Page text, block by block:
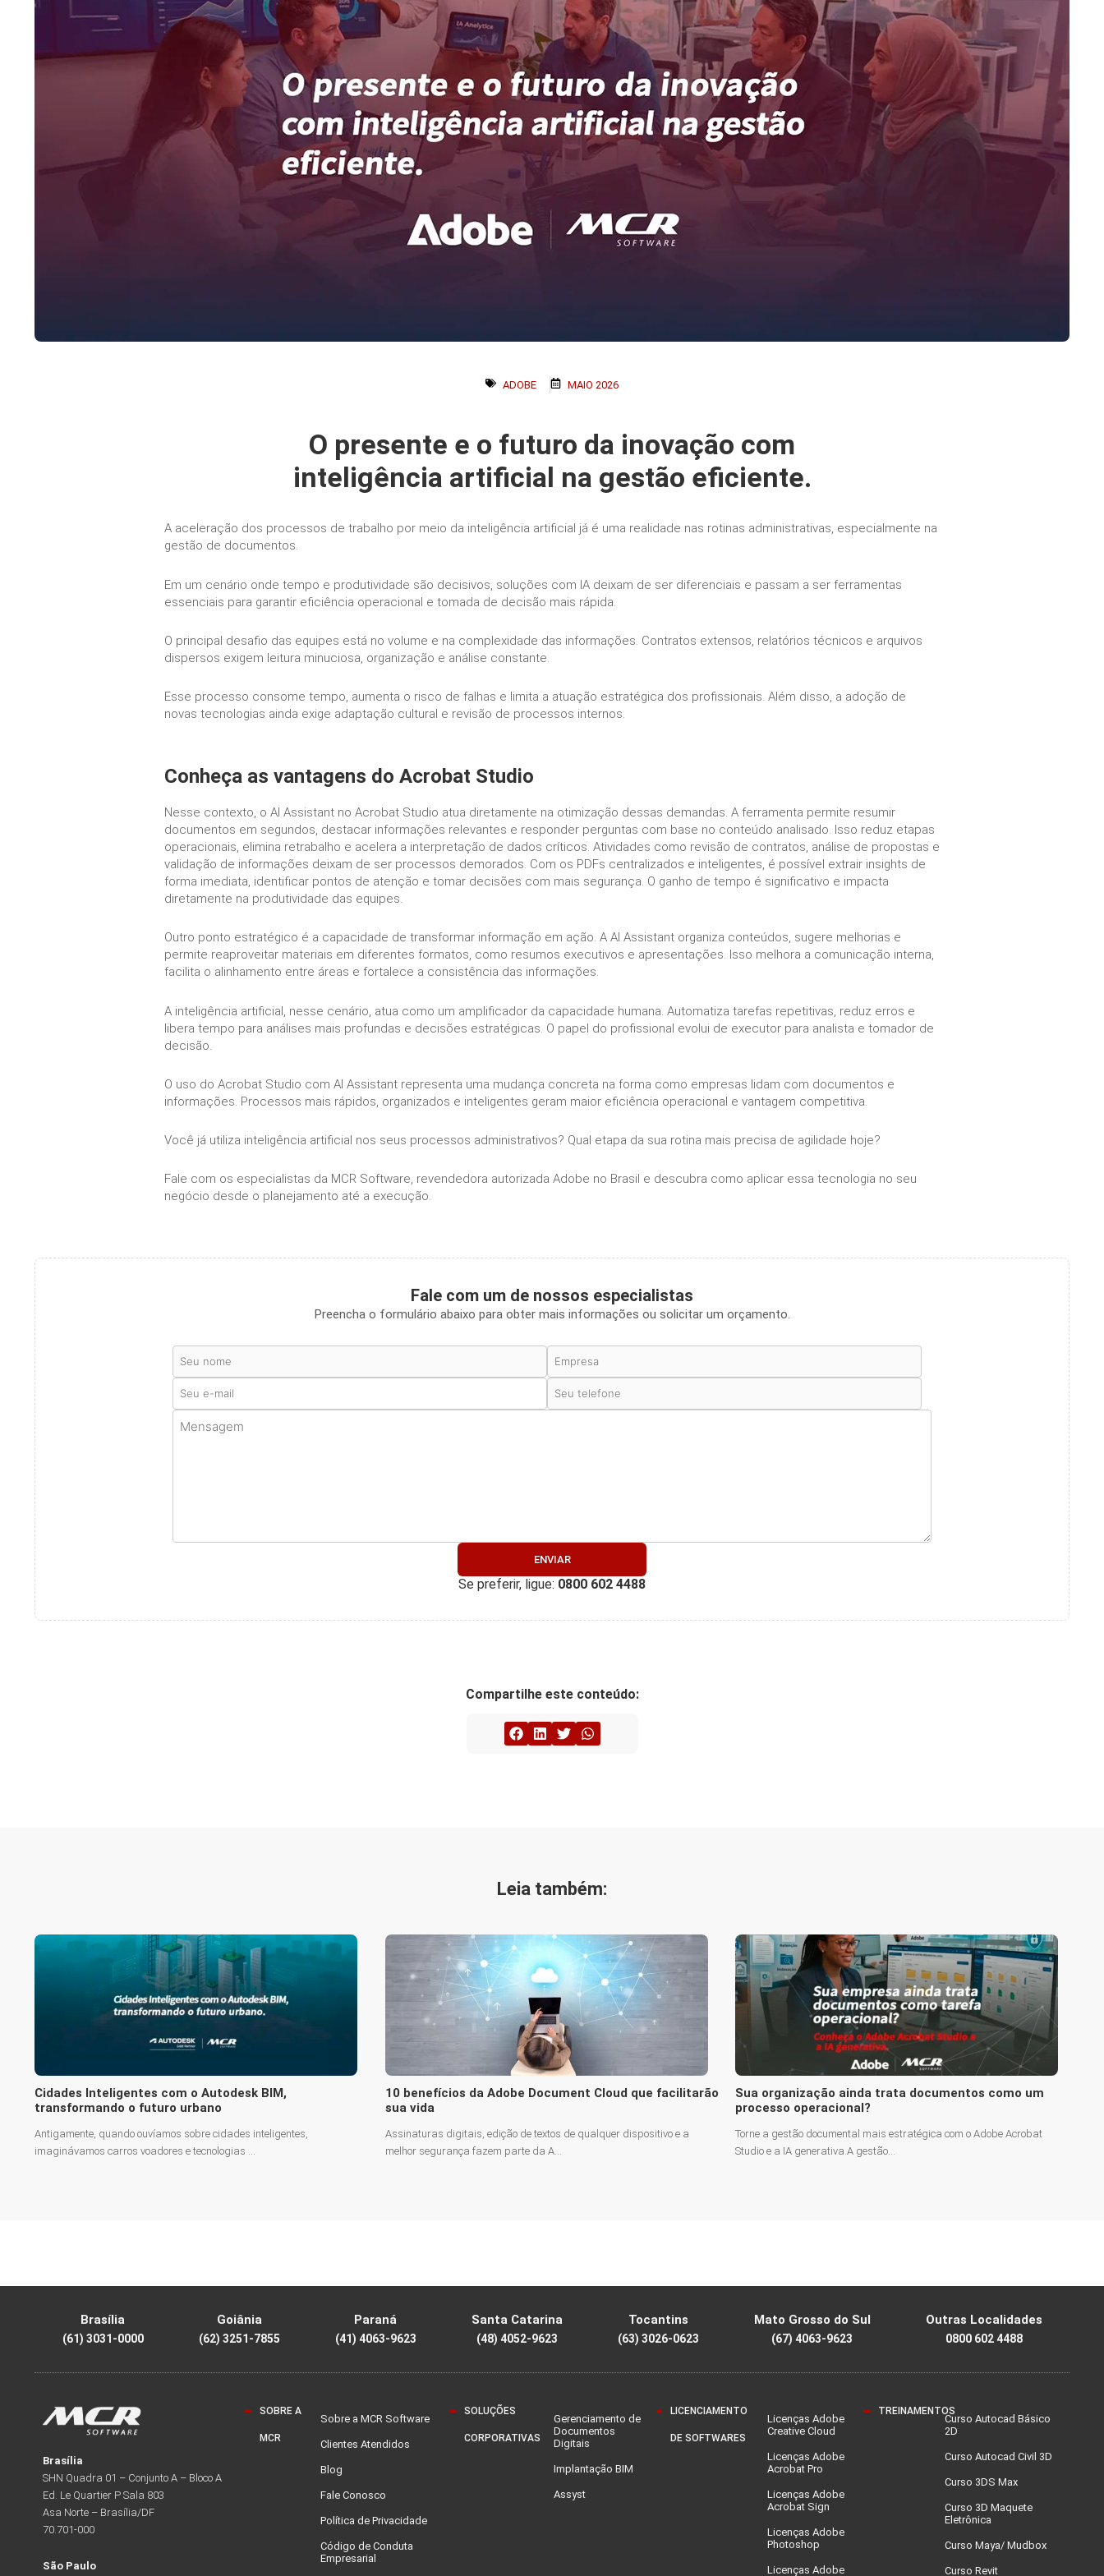
ADOBE MAIO 2026
O presente e o futuro da inovação com
inteligência artificial na gestão eficiente.
A aceleração dos processos de trabalho por meio da inteligência artificial já é uma realidade nas rotinas administrativas, especialmente na
gestão de documentos.
Em um cenário onde tempo e produtividade são decisivos, soluções com IA deixam de ser diferenciais e passam a ser ferramentas
essenciais para garantir eficiência operacional e tomada de decisão mais rápida.
O principal desafio das equipes está no volume e na complexidade das informações. Contratos extensos, relatórios técnicos e arquivos
dispersos exigem leitura minuciosa, organização e análise constante.
Esse processo consome tempo, aumenta o risco de falhas e limita a atuação estratégica dos profissionais. Além disso, a adoção de
novas tecnologias ainda exige adaptação cultural e revisão de processos internos.
Conheça as vantagens do Acrobat Studio
Nesse contexto, o AI Assistant no Acrobat Studio atua diretamente na otimização dessas demandas. A ferramenta permite resumir
documentos em segundos, destacar informações relevantes e responder perguntas com base no conteúdo analisado. Isso reduz etapas
operacionais, elimina retrabalho e acelera a interpretação de dados críticos. Atividades como revisão de contratos, análise de propostas e
validação de informações deixam de ser processos demorados. Com os PDFs centralizados e inteligentes, é possível extrair insights de
forma imediata, identificar pontos de atenção e tomar decisões com mais segurança. O ganho de tempo é significativo e impacta
diretamente na produtividade das equipes.
Outro ponto estratégico é a capacidade de transformar informação em ação. A AI Assistant organiza conteúdos, sugere melhorias e
permite reaproveitar materiais em diferentes formatos, como resumos executivos e apresentações. Isso melhora a comunicação interna,
facilita o alinhamento entre áreas e fortalece a consistência das informações.
A inteligência artificial, nesse cenário, atua como um amplificador da capacidade humana. Automatiza tarefas repetitivas, reduz erros e
libera tempo para análises mais profundas e decisões estratégicas. O papel do profissional evolui de executor para analista e tomador de
decisão.
O uso do Acrobat Studio com AI Assistant representa uma mudança concreta na forma como empresas lidam com documentos e
informações. Processos mais rápidos, organizados e inteligentes geram maior eficiência operacional e vantagem competitiva.
Você já utiliza inteligência artificial nos seus processos administrativos? Qual etapa da sua rotina mais precisa de agilidade hoje?
Fale com os especialistas da MCR Software, revendedora autorizada Adobe no Brasil e descubra como aplicar essa tecnologia no seu
negócio desde o planejamento até a execução.
Fale com um de nossos especialistas
Preencha o formulário abaixo para obter mais informações ou solicitar um orçamento.
ENVIAR
Se preferir, ligue: 0800 602 4488
Compartilhe este conteúdo:
Leia também:
Cidades Inteligentes com o Autodesk BIM,
transformando o futuro urbano
Antigamente, quando ouvíamos sobre cidades inteligentes,
imaginávamos carros voadores e tecnologias ...
10 benefícios da Adobe Document Cloud que facilitarão
sua vida
Assinaturas digitais, edição de textos de qualquer dispositivo e a
melhor segurança fazem parte da A...
Sua organização ainda trata documentos como um
processo operacional?
Torne a gestão documental mais estratégica com o Adobe Acrobat
Studio e a IA generativa.A gestão...
Brasília
(61) 3031-0000
Goiânia
(62) 3251-7855
Paraná
(41) 4063-9623
Santa Catarina
(48) 4052-9623
Tocantins
(63) 3026-0623
Mato Grosso do Sul
(67) 4063-9623
Outras Localidades
0800 602 4488
Brasília
SHN Quadra 01 – Conjunto A – Bloco A
Ed. Le Quartier P Sala 803
Asa Norte – Brasília/DF
70.701-000
São Paulo
SOBRE A
MCR
Sobre a MCR Software
Clientes Atendidos
Blog
Fale Conosco
Política de Privacidade
Código de Conduta
Empresarial
SOLUÇÕES
CORPORATIVAS
Gerenciamento de
Documentos
Digitais
Implantação BIM
Assyst
LICENCIAMENTO
DE SOFTWARES
Licenças Adobe
Creative Cloud
Licenças Adobe
Acrobat Pro
Licenças Adobe
Acrobat Sign
Licenças Adobe
Photoshop
Licenças Adobe
TREINAMENTOS
Curso Autocad Básico
2D
Curso Autocad Civil 3D
Curso 3DS Max
Curso 3D Maquete
Eletrônica
Curso Maya/ Mudbox
Curso Revit